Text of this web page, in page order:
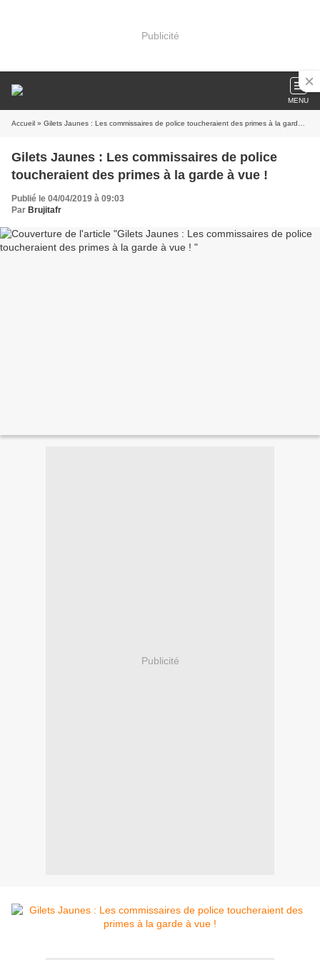
Publicité
MENU
Accueil » Gilets Jaunes : Les commissaires de police toucheraient des primes à la garde à vue !
Gilets Jaunes : Les commissaires de police
toucheraient des primes à la garde à vue !
Publié le 04/04/2019 à 09:03
Par Brujitafr
Publicité